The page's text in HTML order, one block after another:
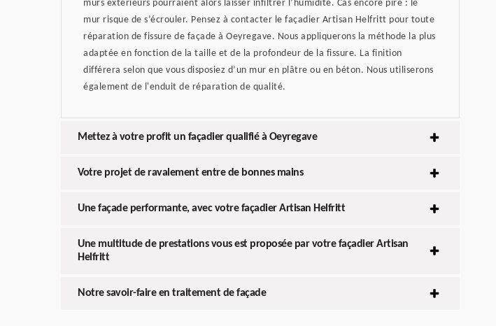
murs extérieurs pourraient alors laisser infiltrer l’humidité. Cas encore pire : le
mur risque de s’écrouler. Pensez à contacter le façadier Artisan Helfritt pour toute
réparation de fissure de façade à Oeyregave. Nous appliquerons la méthode la plus
adaptée en fonction de la taille et de la profondeur de la fissure. La finition
différera selon que vous disposiez d’un mur en plâtre ou en béton. Nous utiliserons
également de l'enduit de réparation de qualité.
Mettez à votre profit un façadier qualifié à Oeyregave
Votre projet de ravalement entre de bonnes mains
Une façade performante, avec votre façadier Artisan Helfritt
Une multitude de prestations vous est proposée par votre façadier Artisan
Helfritt
Notre savoir-faire en traitement de façade